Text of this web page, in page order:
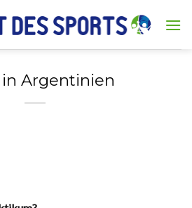
in Argentinien